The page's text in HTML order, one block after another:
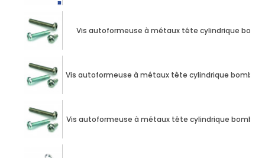
Vis autoformeuse à métaux tête cylindrique
Vis autoformeuse à métaux tête cylindrique bombée
Vis autoformeuse à métaux tête cylindrique bombée